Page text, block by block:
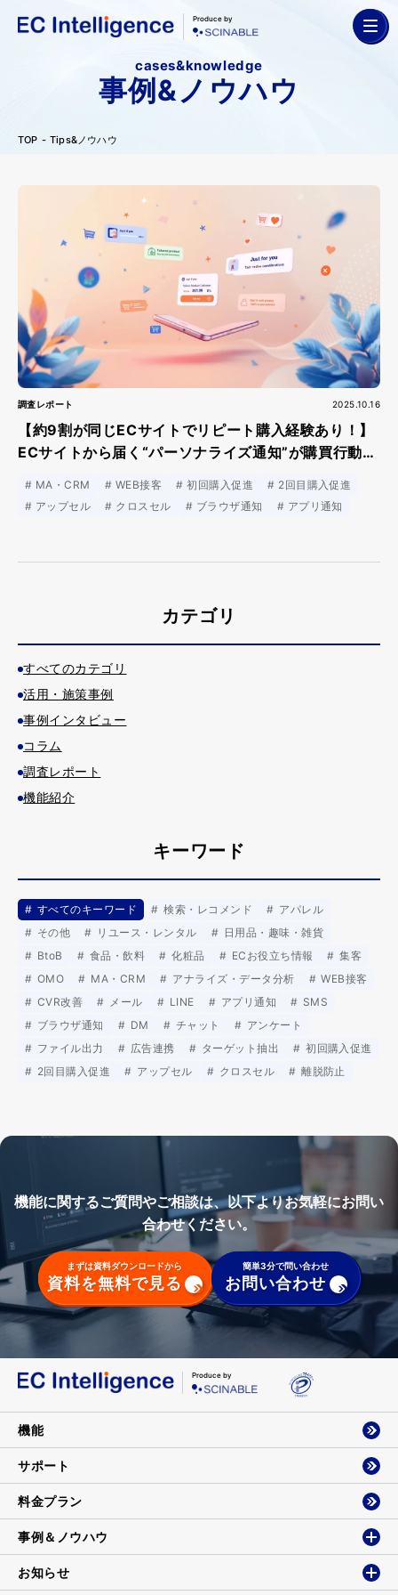
Produce by
cases&knowledge
事例&ノウハウ
TOP Tips&ノウハウ
調査レポート 2025.10.16
【約9割が同じECサイトでリピート購入経験あり！】
ECサイトから届く“パーソナライズ通知”が購買行動を
MA・CRM WEB接客 初回購入促進
2回目購入促進
アップセル
クロスセル ブラウザ通知 アプリ通知
カテゴリ
すべてのカテゴリ
活用・施策事例
事例インタビュー
コラム
調査レポート
機能紹介
キーワード
すべてのキーワード 検索・レコメンド
アパレル
その他
リユース・レンタル
日用品・趣味・雑貨
BtoB
食品・飲料 化粧品 ECお役立ち情報
集客
OMO
MA・CRM アナライズ・データ分析
WEB接客
CVR改善
メール LINE アプリ通知
SMS
ブラウザ通知
DM チャット
アンケート
ファイル出力
広告連携 ターゲット抽出
初回購入促進
2回目購入促進
アップセル クロスセル 離脱防止
機能に関するご質問やご相談は、以下よりお気軽にお問い
合わせください。
まずは資料ダウンロードから
資料を無料で見る
簡単3分で問い合わせ
お問い合わせ
Produce by
機能
サポート
料金プラン
事例＆ノウハウ
お知らせ